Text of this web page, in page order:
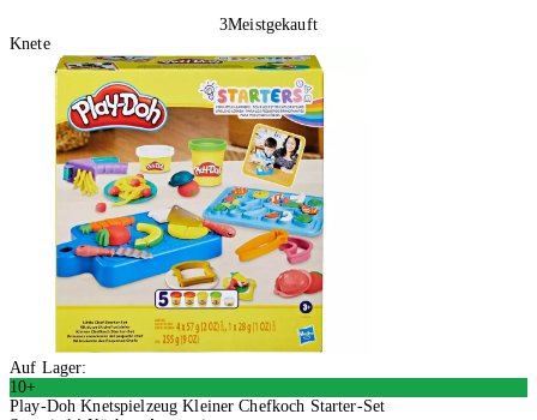
3Meistgekauft
Knete
Auf Lager:
10+
Play-Doh Knetspielzeug Kleiner Chefkoch Starter-Set